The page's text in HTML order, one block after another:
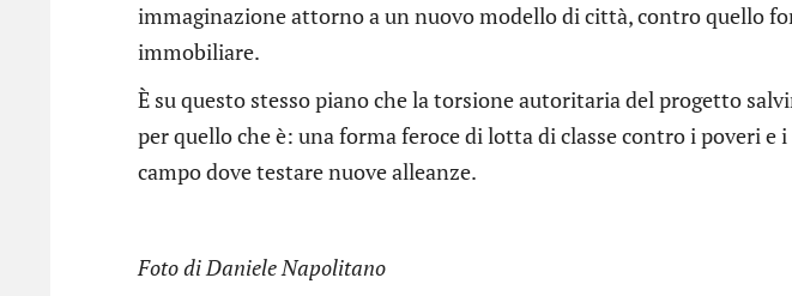
immaginazione attorno a un nuovo modello di città, contro quello
immobiliare.
È su questo stesso piano che la torsione autoritaria del progetto
per quello che è: una forma feroce di lotta di classe contro i poveri e
campo dove testare nuove alleanze.
Foto di Daniele Napolitano